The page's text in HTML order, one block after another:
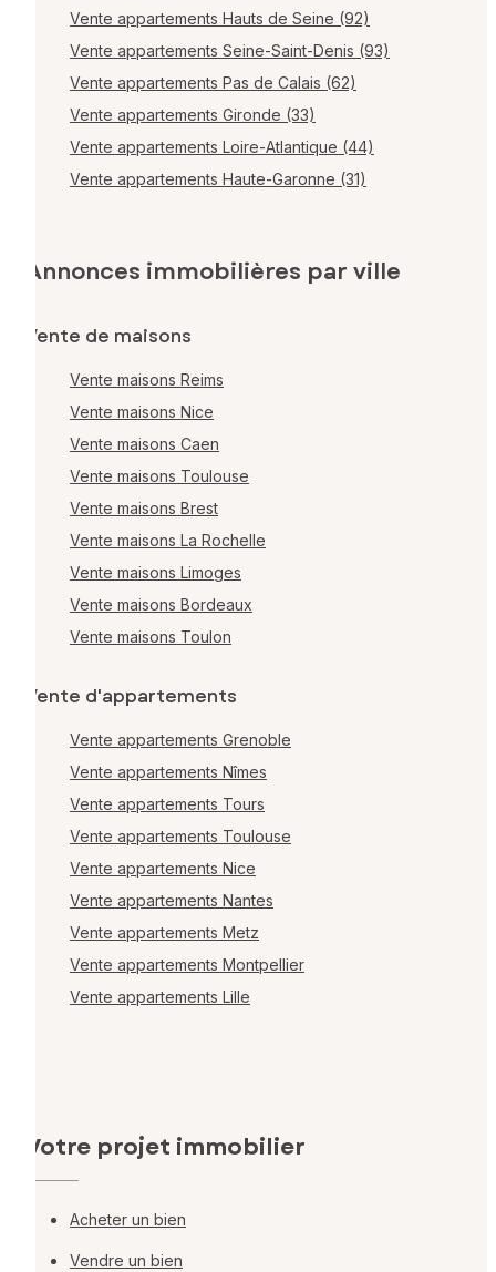
Vente appartements Hauts de Seine (92)
Vente appartements Seine-Saint-Denis (93)
Vente appartements Pas de Calais (62)
Vente appartements Gironde (33)
Vente appartements Loire-Atlantique (44)
Vente appartements Haute-Garonne (31)
Annonces immobilières par ville
Vente de maisons
Vente maisons Reims
Vente maisons Nice
Vente maisons Caen
Vente maisons Toulouse
Vente maisons Brest
Vente maisons La Rochelle
Vente maisons Limoges
Vente maisons Bordeaux
Vente maisons Toulon
Vente d'appartements
Vente appartements Grenoble
Vente appartements Nîmes
Vente appartements Tours
Vente appartements Toulouse
Vente appartements Nice
Vente appartements Nantes
Vente appartements Metz
Vente appartements Montpellier
Vente appartements Lille
Votre projet immobilier
Acheter un bien
Vendre un bien